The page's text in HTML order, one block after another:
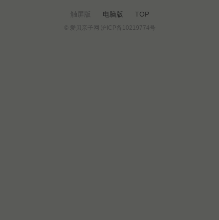
触屏版 电脑版 TOP
© 爱贝亲子网 沪ICP备10219774号